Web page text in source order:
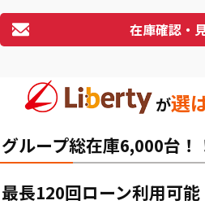
在庫確認・
が選
グループ総在庫6,000台！
最長120回ローン利用可能